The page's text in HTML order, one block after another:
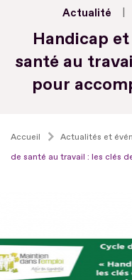
Actualité
Handicap
santé au
pour
Accueil Actualités et
de santé au travail : les clés